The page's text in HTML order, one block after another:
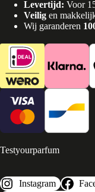
Levertijd: Voor
Veilig en
Wij garanderen
Testyourparfum
Instagram